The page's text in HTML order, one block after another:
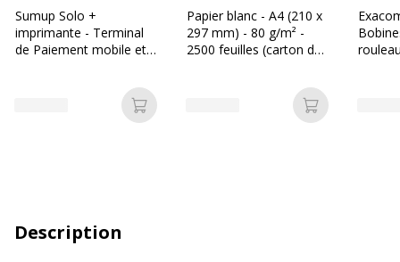
Sumup Solo +
imprimante - Terminal
de Paiement mobile et
Ajouter au panier
Papier blanc - A4 (210 x
297 mm) - 80 g/m² -
2500 feuilles (carton de
Ajouter au
Description